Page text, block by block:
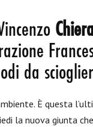
da
È questa
la nuova giunta